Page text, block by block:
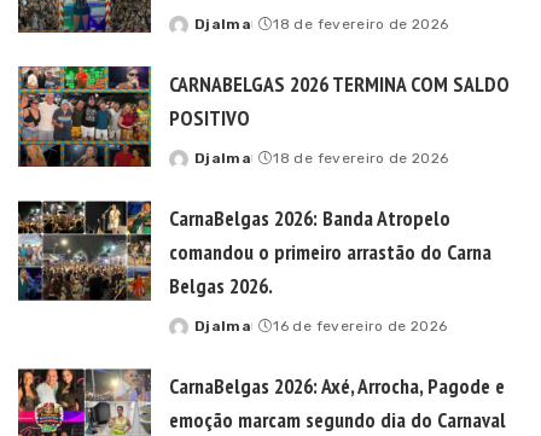
Posted
Djalma 18 de fevereiro de 2026
CARNABELGAS 2026 TERMINA COM SALDO
POSITIVO
Posted
Djalma 18 de fevereiro de 2026
CarnaBelgas 2026: Banda Atropelo
comandou o primeiro arrastão do Carna
Belgas 2026.
Posted
Djalma 16 de fevereiro de 2026
CarnaBelgas 2026: Axé, Arrocha, Pagode e
emoção marcam segundo dia do Carnaval